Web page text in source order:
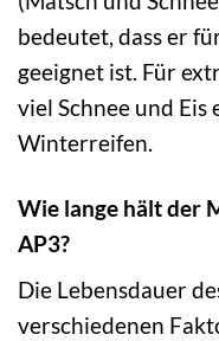
bedeutet, dass er
geeignet ist. Für
viel Schnee und
Winterreifen.
Wie lange hält der
AP3?
Die Lebensdauer
verschiedenen